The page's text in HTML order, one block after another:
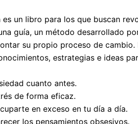
un libro para los que buscan
guía, un método desarrollado
su propio proceso de cambio.
estrategias e ideas
cuanto antes.
de forma eficaz.
en exceso en tu día a día.
los pensamientos obsesivos.